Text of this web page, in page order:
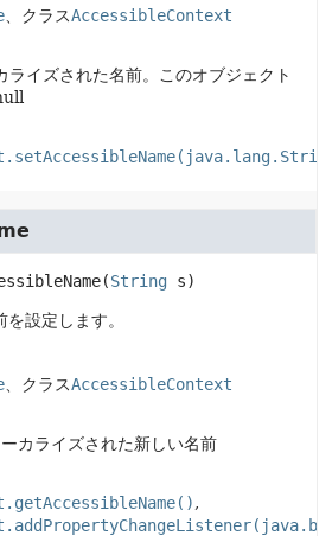
、クラスAccessibleContext
ライズされた名前。このオブジェクト
(String s)
設定します。
、クラスAccessibleContext
カライズされた新しい名前